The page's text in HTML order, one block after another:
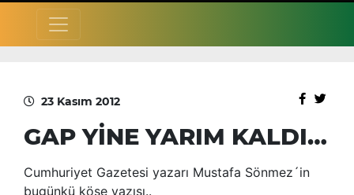
23 Kasım 2012
GAP YİNE YARIM KALDI…
Cumhuriyet Gazetesi yazarı Mustafa Sönmez´in
bugünkü köşe yazısı..